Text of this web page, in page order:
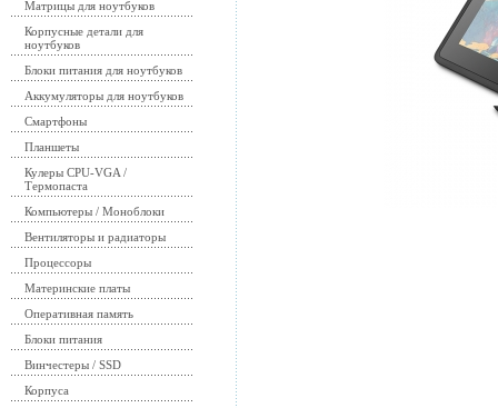
Матрицы для ноутбуков
Корпусные детали для
ноутбуков
Блоки питания для ноутбуков
Аккумуляторы для ноутбуков
Смартфоны
Планшеты
Кулеры CPU-VGA /
Термопаста
Компьютеры / Моноблоки
Вентиляторы и радиаторы
Процессоры
Материнские платы
Оперативная память
Блоки питания
Винчестеры / SSD
Корпуса